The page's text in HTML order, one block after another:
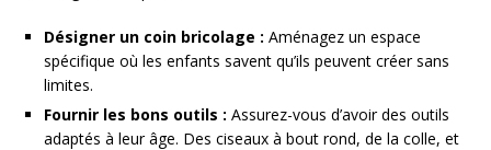
Désigner un coin bricolage : Aménagez un espace
spécifique où les enfants savent qu’ils peuvent créer sans
limites.
Fournir les bons outils : Assurez-vous d’avoir des outils
adaptés à leur âge. Des ciseaux à bout rond, de la colle, et